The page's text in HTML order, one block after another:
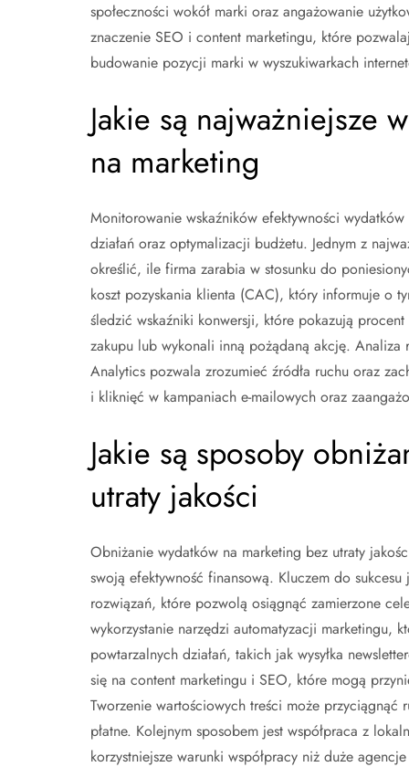
społeczności wokół marki oraz angażowanie
znaczenie SEO i content marketingu, które
budowanie pozycji marki w wyszukiwarkach
Jakie są najważniejsze
na marketing
Monitorowanie wskaźników efektywności
działań oraz optymalizacji budżetu. Jednym z
określić, ile firma zarabia w stosunku do
koszt pozyskania klienta (CAC), który informuje o
śledzić wskaźniki konwersji, które pokazują
zakupu lub wykonali inną pożądaną akcję.
Analytics pozwala zrozumieć źródła ruchu oraz
i kliknięć w kampaniach e-mailowych oraz
Jakie są sposoby
utraty jakości
Obniżanie wydatków na marketing bez utraty
swoją efektywność finansową. Kluczem do
rozwiązań, które pozwolą osiągnąć zamierzone
wykorzystanie narzędzi automatyzacji marketingu,
powtarzalnych działań, takich jak wysyłka
się na content marketingu i SEO, które mogą
Tworzenie wartościowych treści może
płatne. Kolejnym sposobem jest współpraca z
korzystniejsze warunki współpracy niż duże